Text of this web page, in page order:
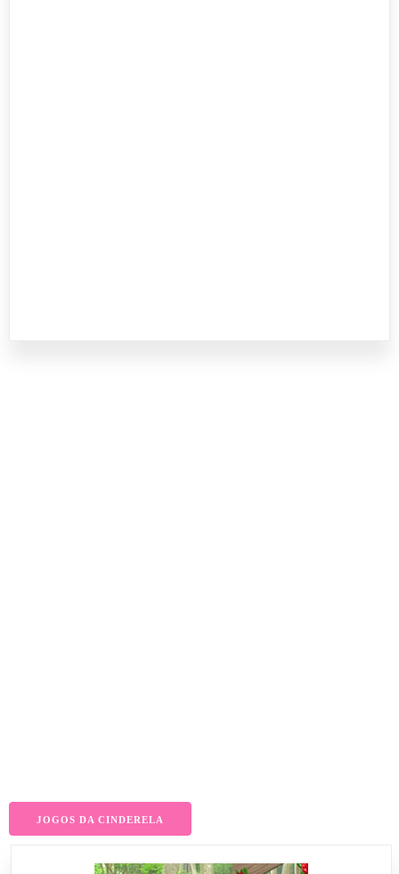
JOGOS DA CINDERELA